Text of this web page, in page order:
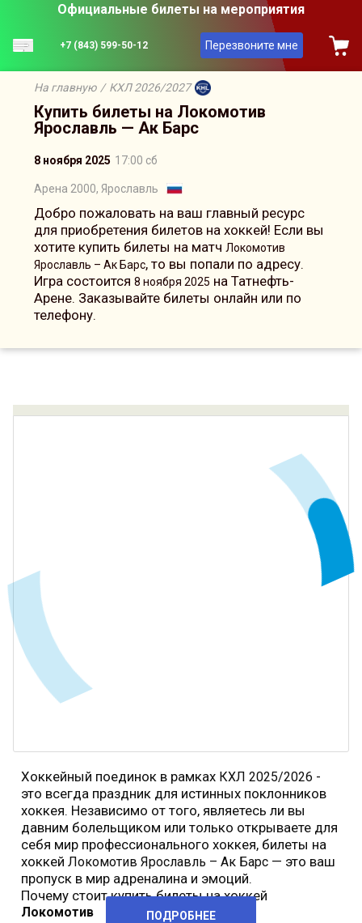
Официальные билеты на мероприятия
+7 (843) 599-50-12 Перезвоните мне
На главную / КХЛ 2026/2027
Купить билеты на Локомотив
Ярославль — Ак Барс
8 ноября 2025 17:00 сб
Арена 2000, Ярославль
Добро пожаловать на ваш главный ресурс
для приобретения билетов на хоккей! Если вы
хотите купить билеты на матч Локомотив
Ярославль – Ак Барс, то вы попали по адресу.
Игра состоится 8 ноября 2025 на Татнефть-
Арене. Заказывайте билеты онлайн или по
телефону.
Хоккейный поединок в рамках КХЛ 2025/2026 -
это всегда праздник для истинных поклонников
хоккея. Независимо от того, являетесь ли вы
давним болельщиком или только открываете для
себя мир профессионального хоккея, билеты на
хоккейЛокомотив Ярославль – Ак Барс — это ваш
пропуск в мир адреналина и эмоций.
Почему стоит купить билеты на хоккей
Локомотив ПОДРОБНЕЕ